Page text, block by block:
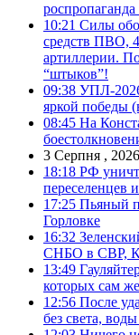
10:21 Силы
средств ПВО,
артиллерии.
“штыков”!
09:38 УПЛ-
яркой победы
08:45 На
3 Серпня , 2026
18:18 РФ
переселенцев
17:25 Пьяный
Горловке
16:32
СНБО в СВР,
13:49
которых сам
12:56 После
без света,